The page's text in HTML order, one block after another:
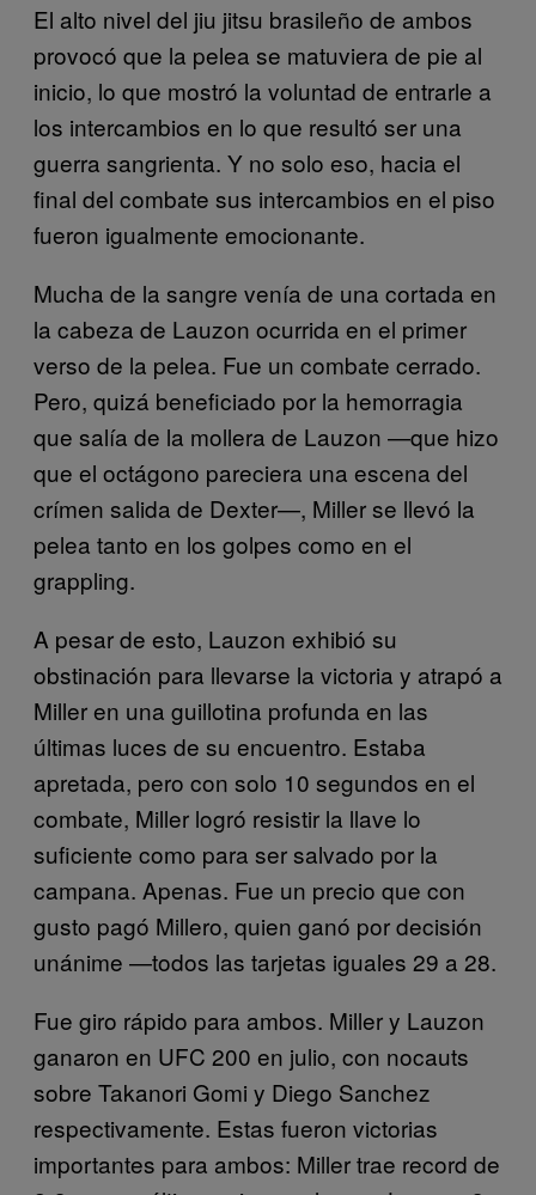
El alto nivel del jiu jitsu brasileño de ambos
provocó que la pelea se matuviera de pie al
inicio, lo que mostró la voluntad de entrarle a
los intercambios en lo que resultó ser una
guerra sangrienta. Y no solo eso, hacia el
final del combate sus intercambios en el piso
fueron igualmente emocionante.
Mucha de la sangre venía de una cortada en
la cabeza de Lauzon ocurrida en el primer
verso de la pelea. Fue un combate cerrado.
Pero, quizá beneficiado por la hemorragia
que salía de la mollera de Lauzon —que hizo
que el octágono pareciera una escena del
crímen salida de Dexter—, Miller se llevó la
pelea tanto en los golpes como en el
grappling.
A pesar de esto, Lauzon exhibió su
obstinación para llevarse la victoria y atrapó a
Miller en una guillotina profunda en las
últimas luces de su encuentro. Estaba
apretada, pero con solo 10 segundos en el
combate, Miller logró resistir la llave lo
suficiente como para ser salvado por la
campana. Apenas. Fue un precio que con
gusto pagó Millero, quien ganó por decisión
unánime —todos las tarjetas iguales 29 a 28.
Fue giro rápido para ambos. Miller y Lauzon
ganaron en UFC 200 en julio, con nocauts
sobre Takanori Gomi y Diego Sanchez
respectivamente. Estas fueron victorias
importantes para ambos: Miller trae record de